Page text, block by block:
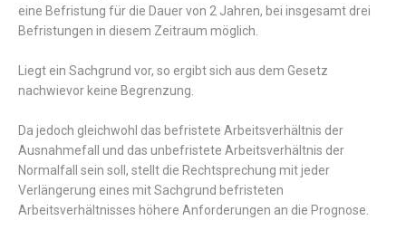
eine Befristung für die Dauer von 2 Jahren, bei insgesamt drei
Befristungen in diesem Zeitraum möglich.
Liegt ein Sachgrund vor, so ergibt sich aus dem Gesetz
nachwievor keine Begrenzung.
Da jedoch gleichwohl das befristete Arbeitsverhältnis der
Ausnahmefall und das unbefristete Arbeitsverhältnis der
Normalfall sein soll, stellt die Rechtsprechung mit jeder
Verlängerung eines mit Sachgrund befristeten
Arbeitsverhältnisses höhere Anforderungen an die Prognose.